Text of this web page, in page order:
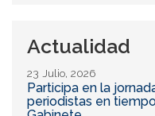
Actualidad
23 Julio, 2026
Participa en la
periodistas en